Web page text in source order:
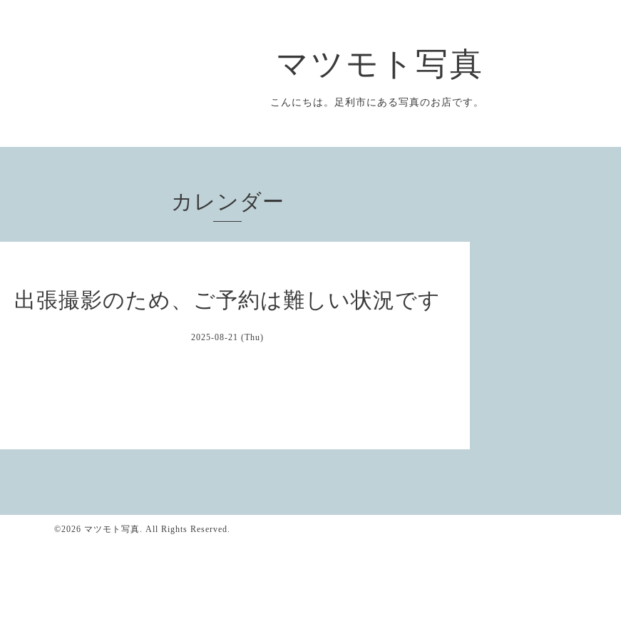
マツモト写真
こんにちは。足利市にある写真のお店です。
カレンダー
出張撮影のため、ご予約は難しい状況です
2025-08-21 (Thu)
©2026 マツモト写真 . All Rights Reserved.